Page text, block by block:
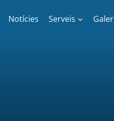
Notícies Serveis